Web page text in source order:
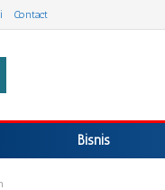
Contact
Bisnis